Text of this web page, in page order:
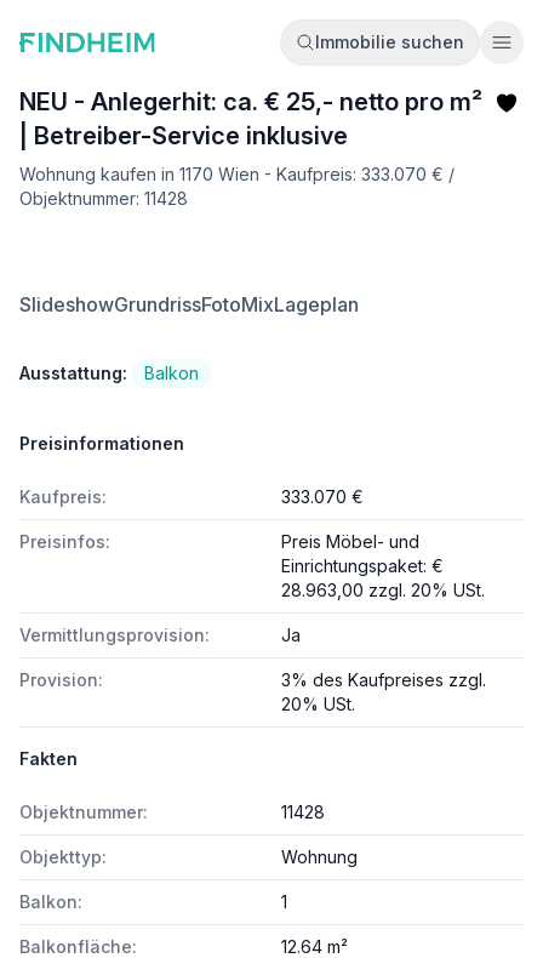
Immobilie suchen
NEU - Anlegerhit: ca. € 25,- netto pro m²
| Betreiber-Service inklusive
Wohnung kaufen in 1170 Wien - Kaufpreis: 333.070 € /
Objektnummer: 11428
SlideshowGrundrissFotoMixLageplan
Ausstattung: Balkon
Preisinformationen
Kaufpreis: 333.070 €
Preisinfos:
Preis Möbel- und
Einrichtungspaket: €
28.963,00 zzgl. 20% USt.
Vermittlungsprovision: Ja
Provision:
3% des Kaufpreises zzgl.
20% USt.
Fakten
Objektnummer: 11428
Objekttyp: Wohnung
Balkon: 1
Balkonfläche: 12.64 m²